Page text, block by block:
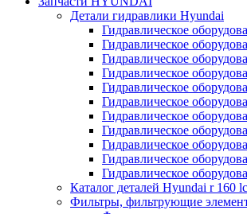
Детали гидравлики Hyundai
Гидравлическое
Гидравлическое
Гидравлическое
Гидравлическое
Гидравлическое
Гидравлическое
Гидравлическое
Гидравлическое
Гидравлическое
Гидравлическое
Гидравлическое
Каталог деталей Hyundai r 160
Фильтры, фильтрующие